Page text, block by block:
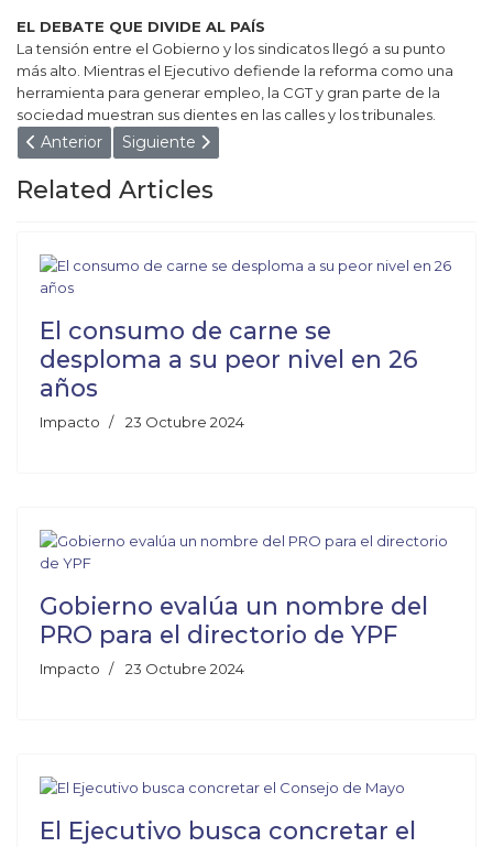
EL DEBATE QUE DIVIDE AL PAÍS
La tensión entre el Gobierno y los sindicatos llegó a su punto
más alto. Mientras el Ejecutivo defiende la reforma como una
herramienta para generar empleo, la CGT y gran parte de la
sociedad muestran sus dientes en las calles y los tribunales.
Artículo anterior: ¡NI ÉL LO PODÍA CREER! PIDIÓ LOCRO,
Anterior Artículo siguiente: NACE JOSÉ DE SAN MARTÍN
Siguiente
Related Articles
El consumo de carne se
desploma a su peor nivel en 26
años
Impacto 23 Octubre 2024
Gobierno evalúa un nombre del
PRO para el directorio de YPF
Impacto 23 Octubre 2024
El Ejecutivo busca concretar el